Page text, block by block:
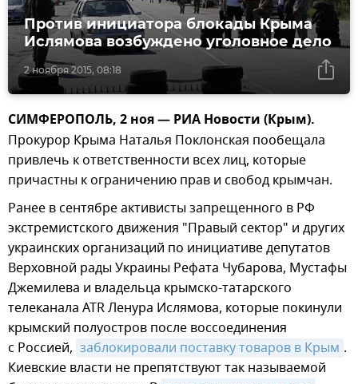
2 ноября 2015, 08:18
Против инициатора блокады Крыма
Ислямова возбуждено уголовное дело
СИМФЕРОПОЛЬ, 2 ноя — РИА Новости (Крым).
Прокурор Крыма Наталья Поклонская пообещала
привлечь к ответственности всех лиц, которые
причастны к ограничению прав и свобод крымчан.
Ранее в сентябре активисты запрещенного в РФ
экстремистского движения "Правый сектор" и других
украинских организаций по инициативе депутатов
Верховной рады Украины Рефата Чубарова, Мустафы
Джемилева и владельца крымско-татарского
телеканала ATR Ленура Ислямова, которые покинули
крымский полуостров после воссоединения
с Россией, заблокировали поставку товаров в Крым .
Киевские власти не препятствуют так называемой